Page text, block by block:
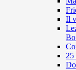
Il
25